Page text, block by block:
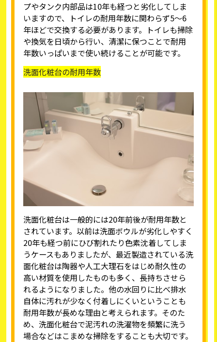
プやタンク内部品は10年も経つと劣化してしま
いますので、トイレの耐用年数に関わらず5～6
年ほどで交換する必要があります。トイレも掃除
や換気を日頃から行い、清潔に保つことで耐用
年数いっぱいまで使い続けることが可能です。
洗面化粧台の耐用年数
洗面化粧台は一般的には20年前後が耐用年数と
されています。以前は洗面ボウルが劣化しやすく
20年も経つ前にひび割れたり色素沈着してしま
うケースもありましたが、最近製造されている洗
面化粧台は陶器や人工大理石をはじめ耐久性の
高い材質を使用したものも多く、長持ちさせら
れるようになりました。他の水回りに比べ排水
自体に汚れが少なく付着しにくいということも
耐用年数が長めな理由と考えられます。そのた
め、洗面化粧台で泥汚れの洗濯物を頻繁に洗う
場合などはこまめな掃除をすることも大切です。